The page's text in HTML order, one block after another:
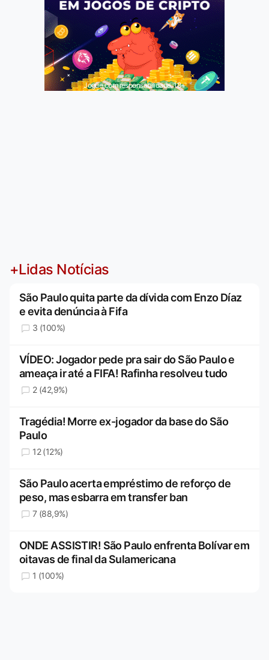
Jogue com responsabilidade. 18+
+Lidas Notícias
São Paulo quita parte da dívida com Enzo Díaz
e evita denúncia à Fifa
3 (100%)
VÍDEO: Jogador pede pra sair do São Paulo e
ameaça ir até a FIFA! Rafinha resolveu tudo
2 (42,9%)
Tragédia! Morre ex-jogador da base do São
Paulo
12 (12%)
São Paulo acerta empréstimo de reforço de
peso, mas esbarra em transfer ban
7 (88,9%)
ONDE ASSISTIR! São Paulo enfrenta Bolívar em
oitavas de final da Sulamericana
1 (100%)